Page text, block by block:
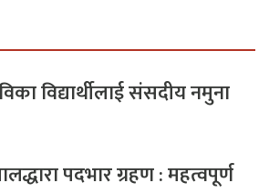
विद्यार्थीलाई संसदीय नमुना
पदभार ग्रहण : महत्वपूर्ण